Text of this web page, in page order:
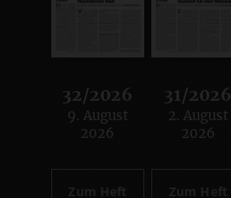
32/2026
:
9. August
2026
Zum Heft
31/2026
:
2. August
2026
Zum Heft